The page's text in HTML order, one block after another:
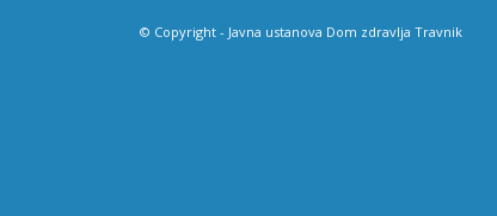
© Copyright - Javna ustanova Dom zdravlja Travnik